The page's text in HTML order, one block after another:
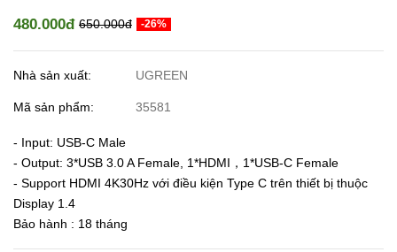
480.000đ 650.000đ -26%
Nhà sản xuất: UGREEN
Mã sản phẩm: 35581
- Input: USB-C Male
- Output: 3*USB 3.0 A Female, 1*HDMI，1*USB-C Female
- Support HDMI 4K30Hz với điều kiện Type C trên thiết bị thuộc
Display 1.4
Bảo hành : 18 tháng